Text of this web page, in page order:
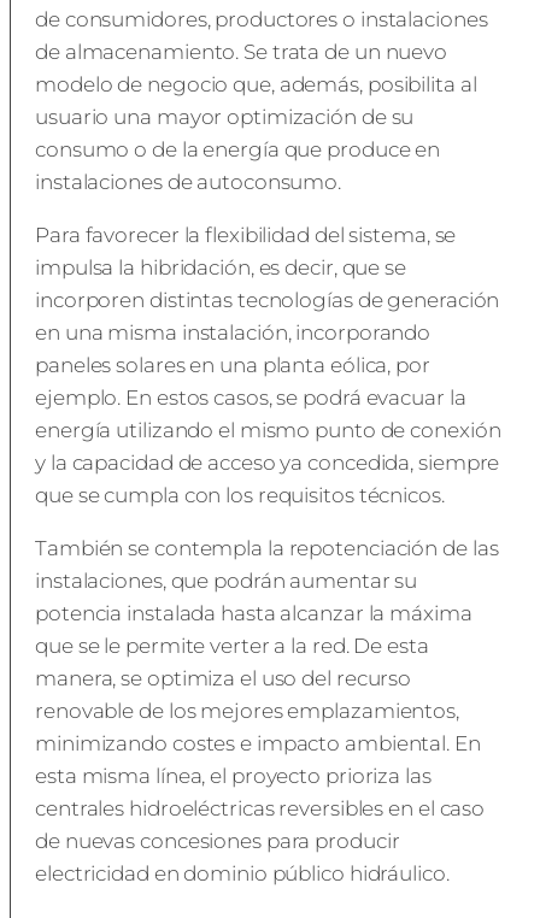
de consumidores, productores o instalaciones
de almacenamiento. Se trata de un nuevo
modelo de negocio que, además, posibilita al
usuario una mayor optimización de su
consumo o de la energía que produce en
instalaciones de autoconsumo.
Para favorecer la flexibilidad del sistema, se
impulsa la hibridación, es decir, que se
incorporen distintas tecnologías de generación
en una misma instalación, incorporando
paneles solares en una planta eólica, por
ejemplo. En estos casos, se podrá evacuar la
energía utilizando el mismo punto de conexión
y la capacidad de acceso ya concedida, siempre
que se cumpla con los requisitos técnicos.
También se contempla la repotenciación de las
instalaciones, que podrán aumentar su
potencia instalada hasta alcanzar la máxima
que se le permite verter a la red. De esta
manera, se optimiza el uso del recurso
renovable de los mejores emplazamientos,
minimizando costes e impacto ambiental. En
esta misma línea, el proyecto prioriza las
centrales hidroeléctricas reversibles en el caso
de nuevas concesiones para producir
electricidad en dominio público hidráulico.